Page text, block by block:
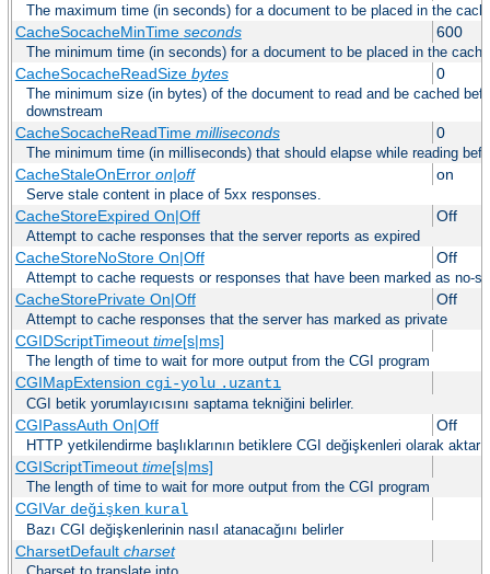
The maximum time (in seconds) for a document to be placed in the
CacheSocacheMinTime seconds 600
The minimum time (in seconds) for a document to be placed in the cache
CacheSocacheReadSize bytes 0
The minimum size (in bytes) of the document to read and be cached
downstream
CacheSocacheReadTime milliseconds 0
The minimum time (in milliseconds) that should elapse while reading
CacheStaleOnError on|off on
Serve stale content in place of 5xx responses.
CacheStoreExpired On|Off Off
Attempt to cache responses that the server reports as expired
CacheStoreNoStore On|Off Off
Attempt to cache requests or responses that have been marked as no-
CacheStorePrivate On|Off Off
Attempt to cache responses that the server has marked as private
CGIDScriptTimeout time[s|ms]
The length of time to wait for more output from the CGI program
CGIMapExtension cgi-yolu .uzantı
CGI betik yorumlayıcısını saptama tekniğini belirler.
CGIPassAuth On|Off Off
HTTP yetkilendirme başlıklarının betiklere CGI değişkenleri olarak
CGIScriptTimeout time[s|ms]
The length of time to wait for more output from the CGI program
CGIVar değişken kural
Bazı CGI değişkenlerinin nasıl atanacağını belirler
CharsetDefault charset